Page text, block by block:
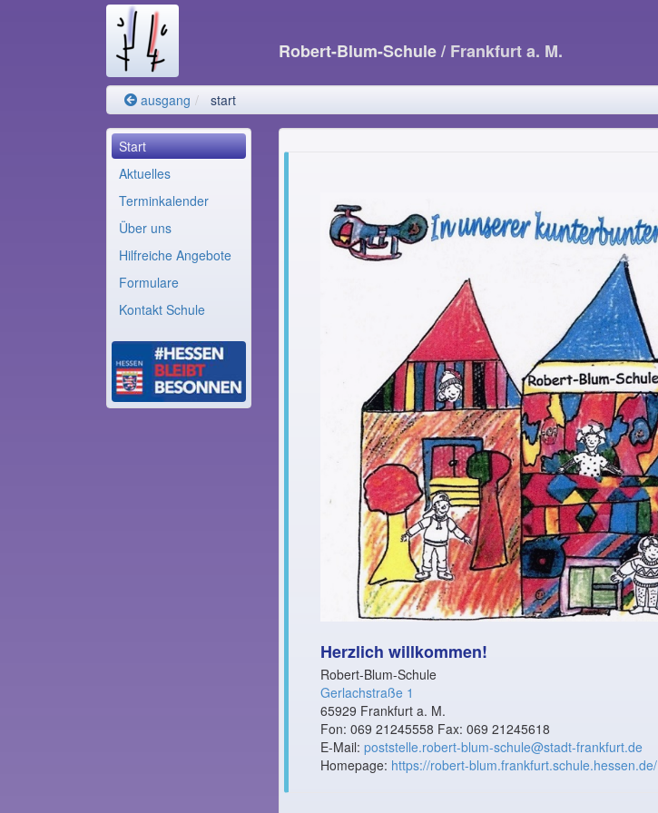
Robert-Blum-Schule/ Frankfurt a. M.
ausgang start
Start
Aktuelles
Terminkalender
Über uns
Hilfreiche Angebote
Formulare
Kontakt Schule
Herzlich willkommen!
Robert-Blum-Schule
Gerlachstraße 1
65929 Frankfurt a. M.
Fon: 069 21245558 Fax: 069 21245618
E-Mail: poststelle.robert-blum-schule@stadt-frankfurt.de
Homepage: https://robert-blum.frankfurt.schule.hessen.de/